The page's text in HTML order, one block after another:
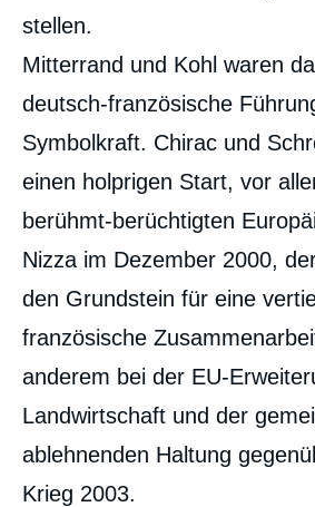
stellen.
Mitterrand und Kohl waren
deutsch-französische
Symbolkraft. Chirac und
einen holprigen Start, vor
berühmt-berüchtigten
Nizza im Dezember 2000,
den Grundstein für eine
französische
anderem bei der EU-
Landwirtschaft und der
ablehnenden Haltung
Krieg 2003.